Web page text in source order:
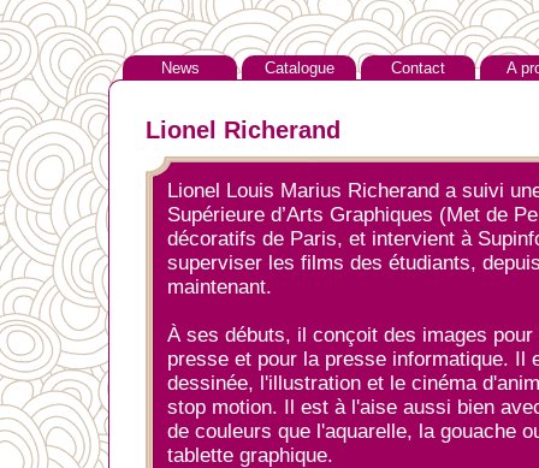
News Catalogue Contact A
Lionel Richerand
Lionel Louis Marius Richerand a suivi
Supérieure d’Arts Graphiques (Met de
décoratifs de Paris, et intervient à
superviser les films des étudiants,
maintenant.
À ses débuts, il conçoit des images
presse et pour la presse informatique. Il
dessinée, l'illustration et le cinéma
stop motion. Il est à l'aise aussi bien
de couleurs que l'aquarelle, la gouache
tablette graphique.